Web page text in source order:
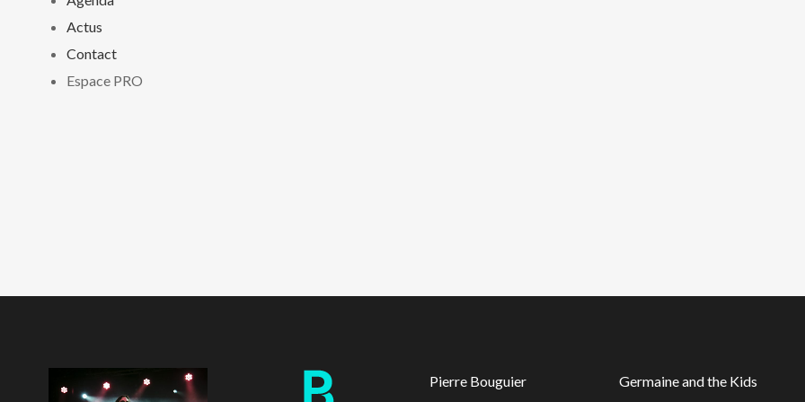
Actus
Contact
Espace PRO
Pierre Bouguier
Germaine and the Kids